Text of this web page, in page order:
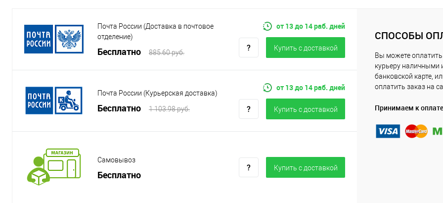
Почта России (Доставка в почтовое
отделение)
Бесплатно 885.60 руб.
от 13 до 14 раб. дней
Купить c доставкой
Почта России (Курьерская доставка)
Бесплатно 1 103.98 руб.
от 13 до 14 раб. дней
Купить c доставкой
Самовывоз
Бесплатно
Купить c доставкой
СПОСОБЫ
Вы можете оплатить
курьеру наличными
банковской карте,
оплатить заказ на
Принимаем к оплате